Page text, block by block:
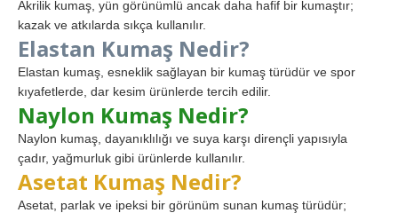
Akrilik kumaş, yün görünümlü ancak daha hafif bir kumaştır;
kazak ve atkılarda sıkça kullanılır.
Elastan Kumaş Nedir?
Elastan kumaş, esneklik sağlayan bir kumaş türüdür ve spor
kıyafetlerde, dar kesim ürünlerde tercih edilir.
Naylon Kumaş Nedir?
Naylon kumaş, dayanıklılığı ve suya karşı dirençli yapısıyla
çadır, yağmurluk gibi ürünlerde kullanılır.
Asetat Kumaş Nedir?
Asetat, parlak ve ipeksi bir görünüm sunan kumaş türüdür;